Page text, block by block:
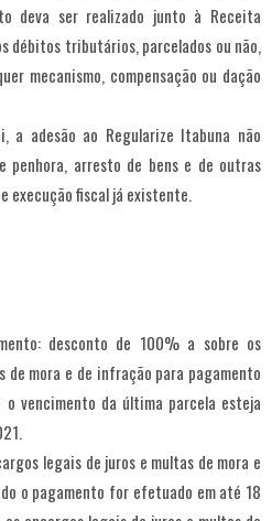
deva ser realizado junto à Receita
débitos tributários, parcelados ou não,
mecanismo, compensação ou dação
a adesão ao Regularize Itabuna não
penhora, arresto de bens e de outras
execução fiscal já existente.
desconto de 100% a sobre os
de mora e de infração para pagamento
o vencimento da última parcela esteja
legais de juros e multas de mora e
o pagamento for efetuado em até 18